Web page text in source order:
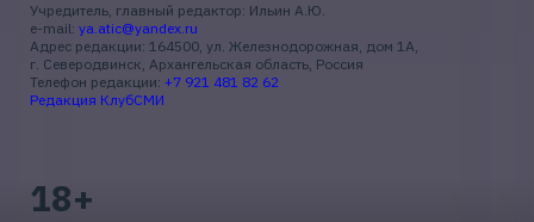
Учредитель, главный редактор: Ильин А.Ю.
e-mail: ya.atic@yandex.ru
Адрес редакции: 164500, ул. Железнодорожная, дом 1А,
г. Северодвинск, Архангельская область, Россия
Телефон редакции: +7 921 481 82 62
Редакция КлубСМИ
18+